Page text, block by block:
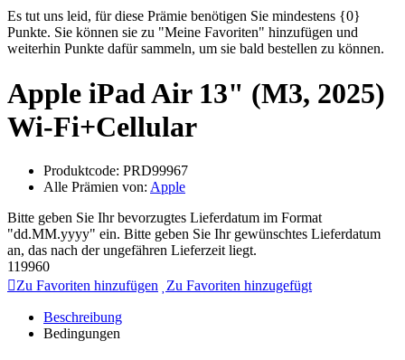
Es tut uns leid, für diese Prämie benötigen Sie mindestens {0}
Punkte. Sie können sie zu "Meine Favoriten" hinzufügen und
weiterhin Punkte dafür sammeln, um sie bald bestellen zu können.
Apple iPad Air 13" (M3, 2025)
Wi-Fi+Cellular
Produktcode: PRD99967
Alle Prämien von: Apple
Bitte geben Sie Ihr bevorzugtes Lieferdatum im Format
"dd.MM.yyyy" ein. Bitte geben Sie Ihr gewünschtes Lieferdatum
an, das nach der ungefähren Lieferzeit liegt.
119960
Zu Favoriten hinzufügen
Zu Favoriten hinzugefügt
Beschreibung
Bedingungen